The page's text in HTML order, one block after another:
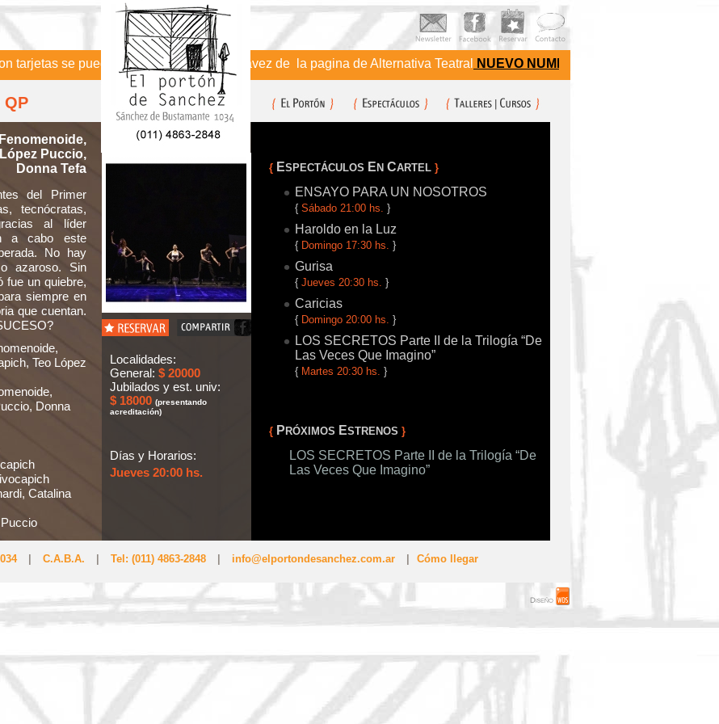
se puede realizar la compra a travez de la pagina de Alternativa Teatral NUEVO NUMERO DE TELEFONO
QP
Puccio,
Donna Tefa
del Primer
tecnócratas,
al líder
a cabo este
No hay
azaroso. Sin
fue un quiebre,
siempre en
que cuentan.
Teo López
Donna
Catalina
Localidades:
General: $ 20000
Jubilados y est. univ:
$ 18000 (presentando
acreditación)
Días y Horarios:
Jueves 20:00 hs.
{ ESPECTÁCULOS E N CARTEL }
ENSAYO PARA UN NOSOTROS
{Sábado 21:00 hs. }
Haroldo en la Luz
{Domingo 17:30 hs. }
Gurisa
{Jueves 20:30 hs. }
Caricias
{Domingo 20:00 hs. }
LOS SECRETOS Parte II de la Trilogía “De
Las Veces Que Imagino”
{Martes 20:30 hs. }
{ P RÓXIMOS ESTRENOS }
LOS SECRETOS Parte II de la Trilogía “De
Las Veces Que Imagino”
C.A.B.A. Tel: (011) 4863-2848 info@elportondesanchez.com.ar Cómo llegar